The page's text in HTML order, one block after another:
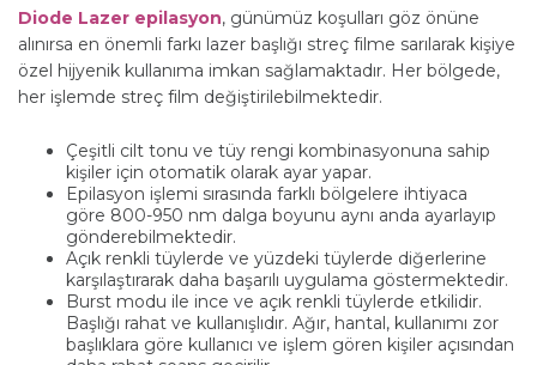
Diode Lazer epilasyon, günümüz koşulları göz önüne
alınırsa en önemli farkı lazer başlığı streç filme sarılarak kişiye
özel hijyenik kullanıma imkan sağlamaktadır. Her bölgede,
her işlemde streç film değiştirilebilmektedir.
Çeşitli cilt tonu ve tüy rengi kombinasyonuna sahip
kişiler için otomatik olarak ayar yapar.
Epilasyon işlemi sırasında farklı bölgelere ihtiyaca
göre 800-950 nm dalga boyunu aynı anda ayarlayıp
gönderebilmektedir.
Açık renkli tüylerde ve yüzdeki tüylerde diğerlerine
karşılaştırarak daha başarılı uygulama göstermektedir.
Burst modu ile ince ve açık renkli tüylerde etkilidir.
Başlığı rahat ve kullanışlıdır. Ağır, hantal, kullanımı zor
başlıklara göre kullanıcı ve işlem gören kişiler açısından